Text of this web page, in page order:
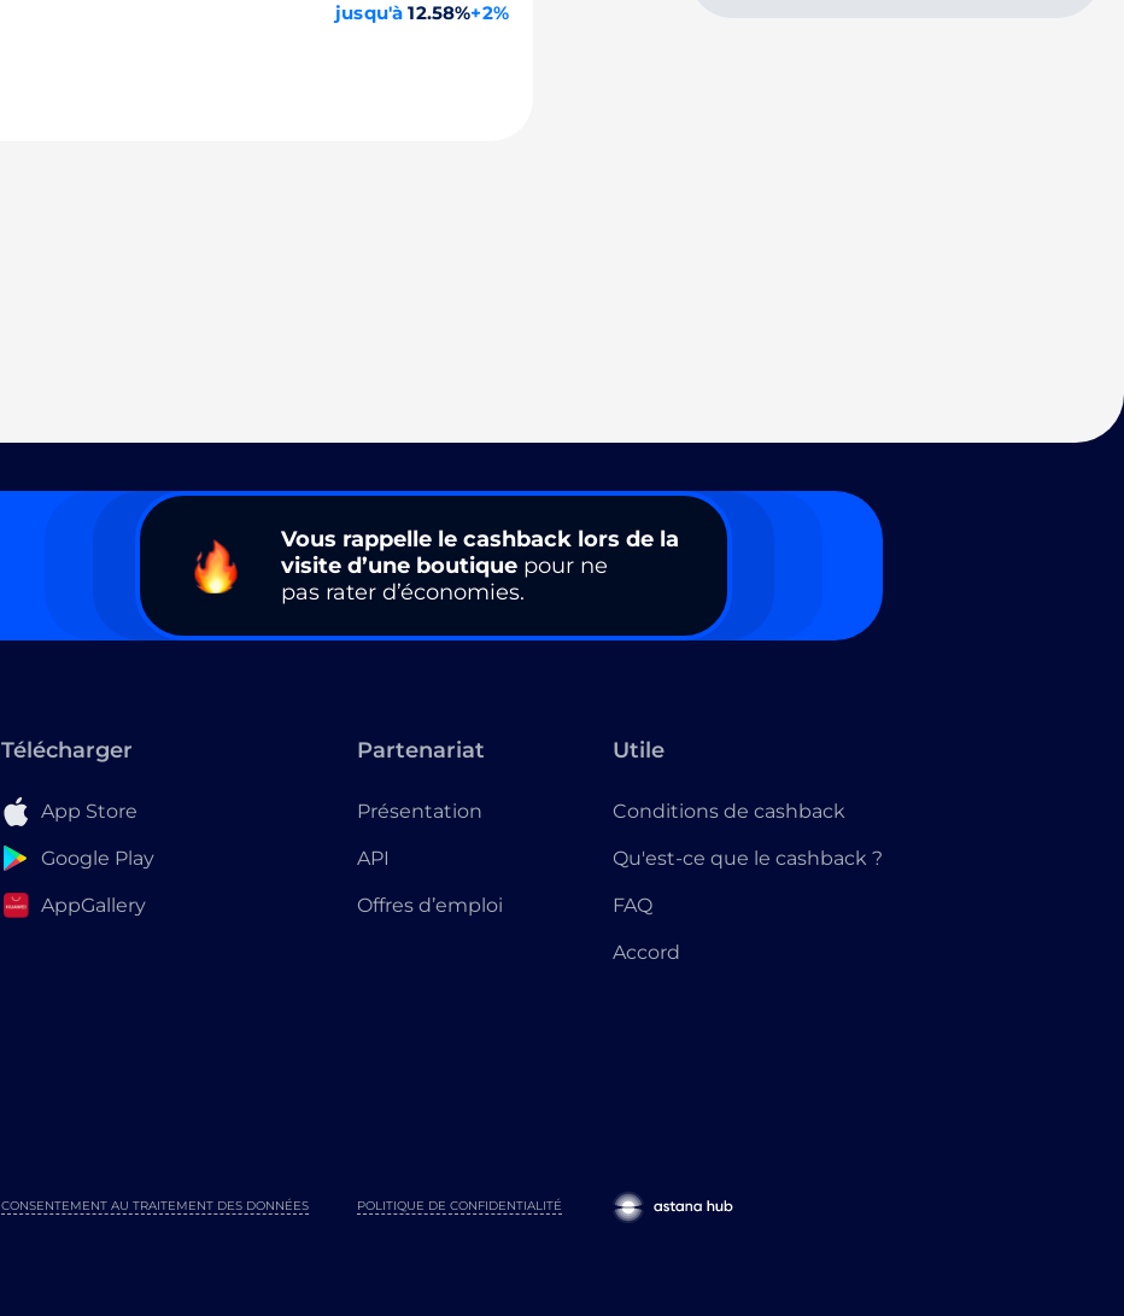
jusqu'à 12.58%+2%
Vous rappelle le cashback lors de la
visite d’une boutique pour ne
pas rater d’économies.
Télécharger
App Store
Google Play
AppGallery
Partenariat
Présentation
API
Offres d’emploi
Utile
Conditions de cashback
Qu'est-ce que le cashback ?
FAQ
Accord
POLITIQUE DE CONFIDENTIALITÉ
CONSENTEMENT AU TRAITEMENT DES DONNÉES